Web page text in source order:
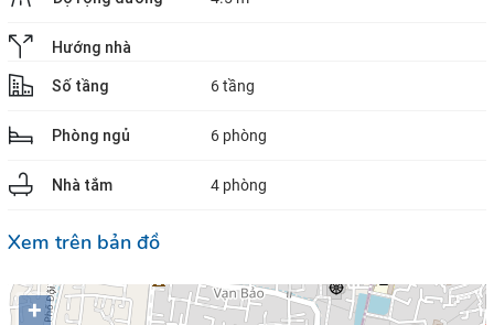
Hướng nhà
Số tầng
6 tầng
Phòng ngủ 6 phòng
Nhà tắm 4 phòng
Xem trên bản đồ
+